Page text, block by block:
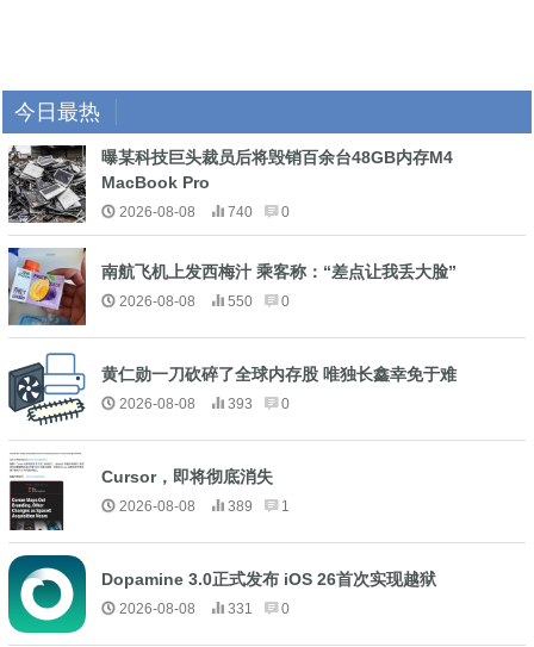
今日最热
曝某科技巨头裁员后将毁销百余台48GB内存M4
MacBook Pro
2026-08-08 740 0
南航飞机上发西梅汁 乘客称：“差点让我丢大脸”
2026-08-08 550 0
黄仁勋一刀砍碎了全球内存股 唯独长鑫幸免于难
2026-08-08 393 0
Cursor，即将彻底消失
2026-08-08 389 1
Dopamine 3.0正式发布 iOS 26首次实现越狱
2026-08-08 331 0